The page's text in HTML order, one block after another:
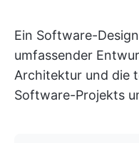
Ein Software-
umfassender
Architektur und die
Software-Projekts